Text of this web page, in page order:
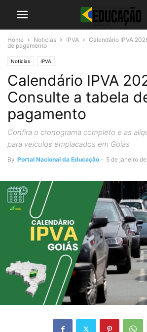
Home Noticias IPVA
Calendário IPVA
de pagamento
Noticias IPVA
Calendário IPVA
Consulte a tabela
pagamento
Confira o cronograma completo e as
para veículos emplacados em Goiás
By Portal Nacional da Educação - 5 de janeiro